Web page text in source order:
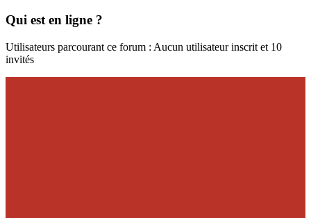
Qui est en ligne ?
Utilisateurs parcourant ce forum : Aucun utilisateur inscrit et 10
invités